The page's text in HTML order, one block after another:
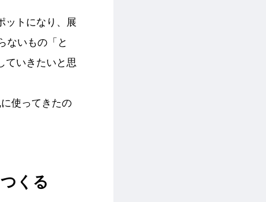
ットになり、展
ないもの「と
ていきたいと思
使ってきたの
くる